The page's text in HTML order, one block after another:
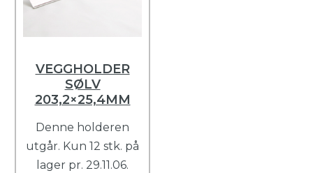
VEGGHOLDER
SØLV
203,2×25,4MM
Denne holderen
utgår. Kun 12 stk. på
lager pr. 29.11.06.